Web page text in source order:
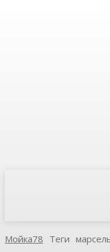
Мойка78 Теги